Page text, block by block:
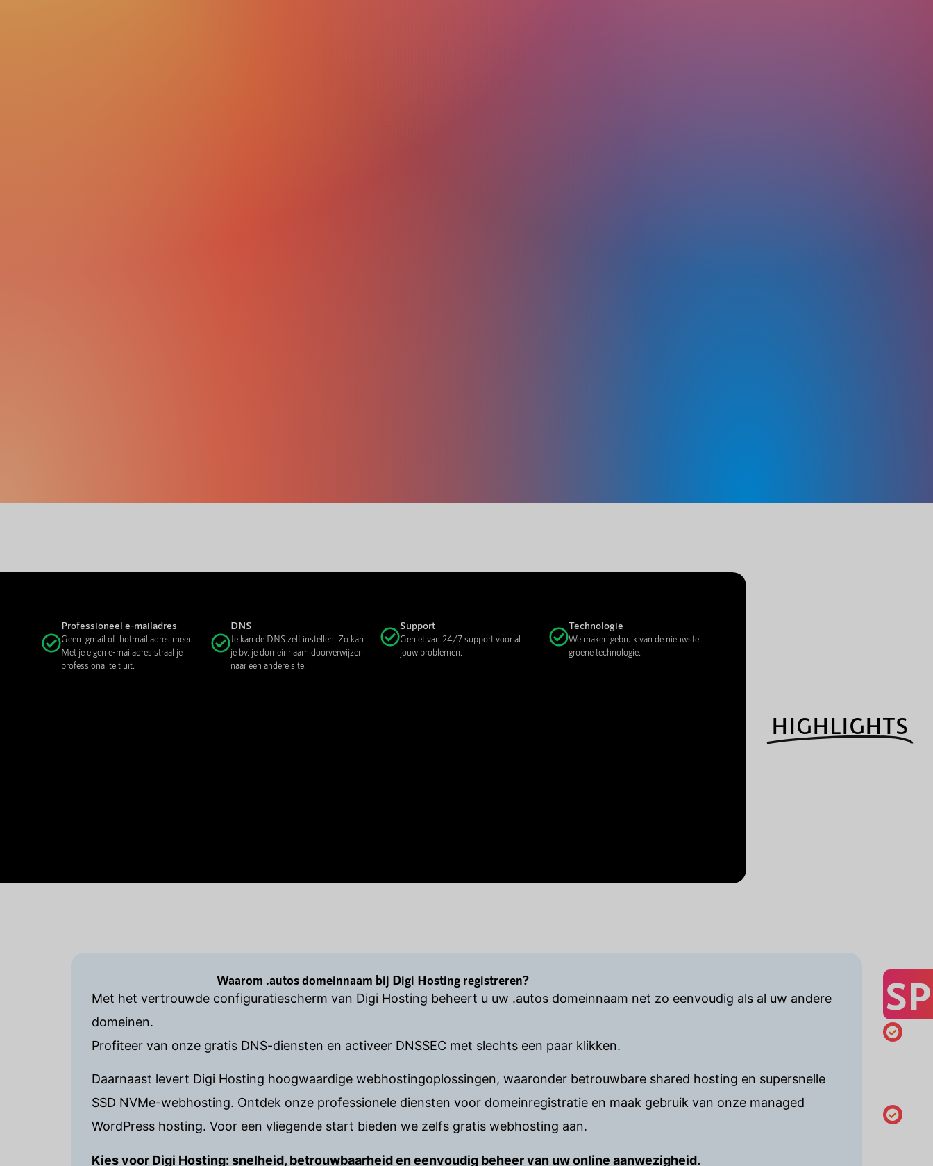
Professioneel e-mailadres
Geen .gmail of .hotmail adres meer.
Met je eigen e-mailadres straal je
professionaliteit uit.
DNS
Je kan de DNS zelf instellen. Zo kan
je bv. je domeinnaam doorverwijzen
naar een andere site.
Support
Geniet van 24/7 support voor al
jouw problemen.
Technologie
We maken gebruik van de nieuwste
groene technologie.
HIGHLIGHTS
Waarom .autos domeinnaam bij Digi Hosting registreren?
Met het vertrouwde configuratiescherm van Digi Hosting beheert u uw .autos domeinnaam net zo eenvoudig als al uw andere
domeinen.
Profiteer van onze gratis DNS-diensten en activeer DNSSEC met slechts een paar klikken.
Daarnaast levert Digi Hosting hoogwaardige webhostingoplossingen, waaronder betrouwbare shared hosting en supersnelle
SSD NVMe-webhosting. Ontdek onze professionele diensten voor domeinregistratie en maak gebruik van onze managed
WordPress hosting. Voor een vliegende start bieden we zelfs gratis webhosting aan.
Kies voor Digi Hosting: snelheid, betrouwbaarheid en eenvoudig beheer van uw online aanwezigheid.